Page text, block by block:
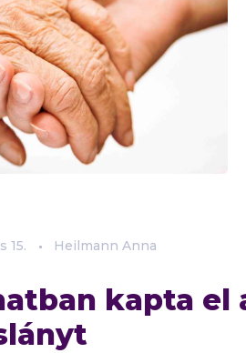
15. Heilmann Anna
kapta